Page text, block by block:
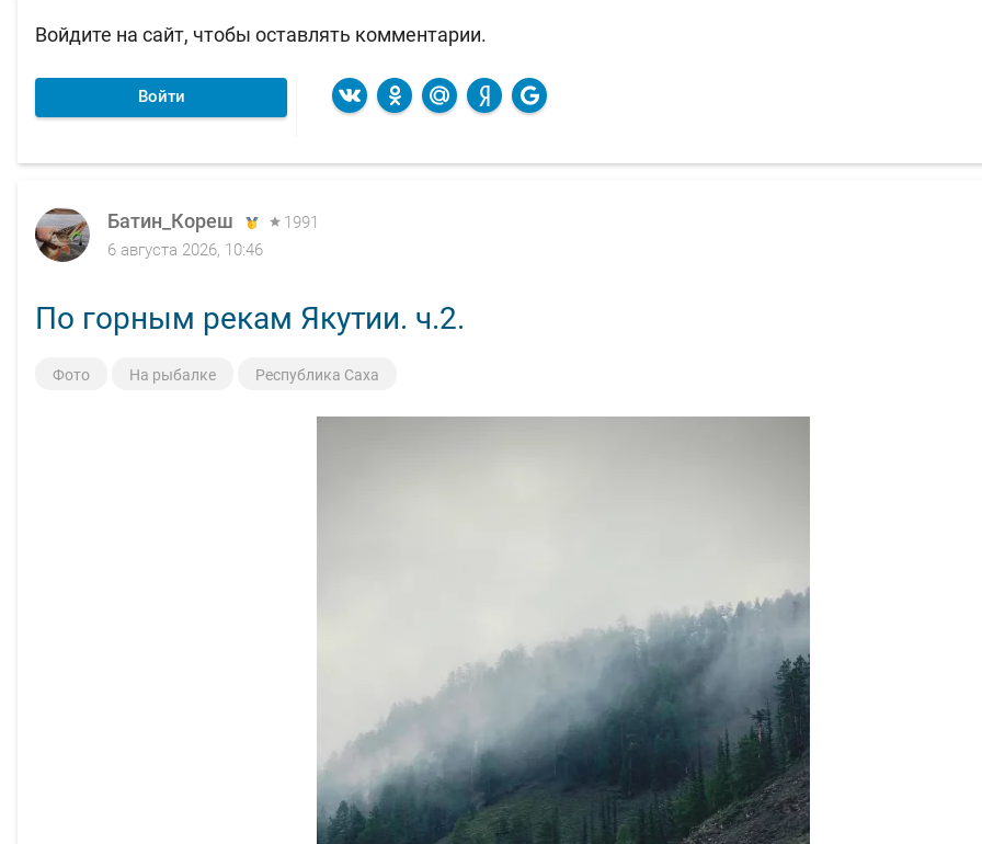
Войдите на сайт, чтобы оставлять комментарии.
Войти
Батин_Кореш
1991
6 августа 2026, 10:46
По горным рекам Якутии. ч.2.
Фото На рыбалке Республика Саха